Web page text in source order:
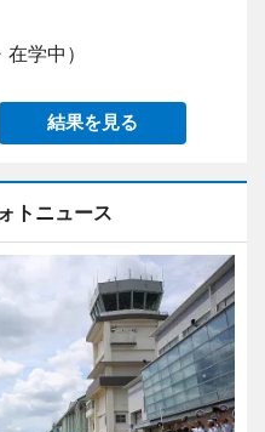
学中）
結果を見る
トニュース